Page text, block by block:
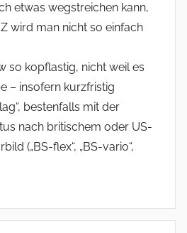
etwas wegstreichen kann,
wird man nicht so einfach
so kopflastig, nicht weil es
– insofern kurzfristig
bestenfalls mit der
nach britischem oder US-
(„BS-flex“, „BS-vario“,